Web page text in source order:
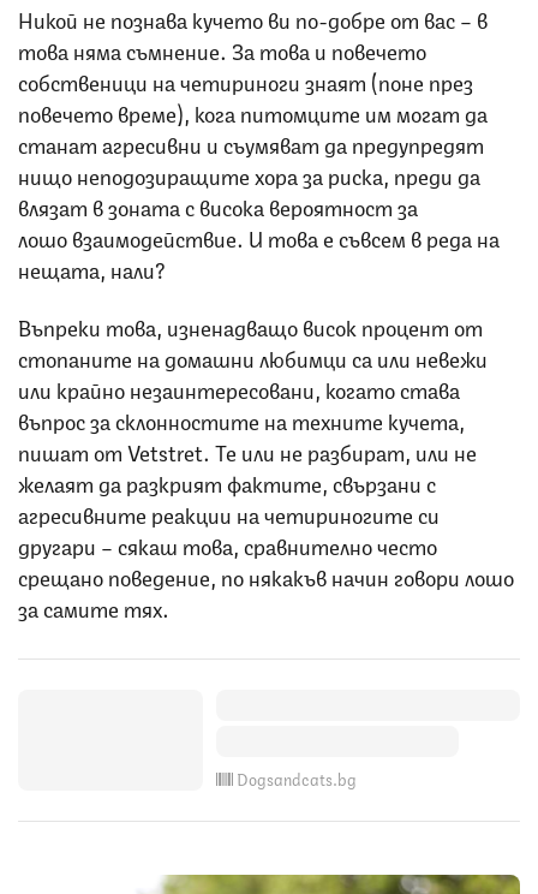
Никой не познава кучето ви по-добре от вас – в
това няма съмнение. За това и повечето
собственици на четириноги знаят (поне през
повечето време), кога питомците им могат да
станат агресивни и съумяват да предупредят
нищо неподозиращите хора за риска, преди да
влязат в зоната с висока вероятност за
лошо взаимодействие. И това е съвсем в реда на
нещата, нали?
Въпреки това, изненадващо висок процент от
стопаните на домашни любимци са или невежи
или крайно незаинтересовани, когато става
въпрос за склонностите на техните кучета,
пишат от Vetstret. Те или не разбират, или не
желаят да разкрият фактите, свързани с
агресивните реакции на четириногите си
другари – сякаш това, сравнително често
срещано поведение, по някакъв начин говори лошо
за самите тях.
Dogsandcats.bg